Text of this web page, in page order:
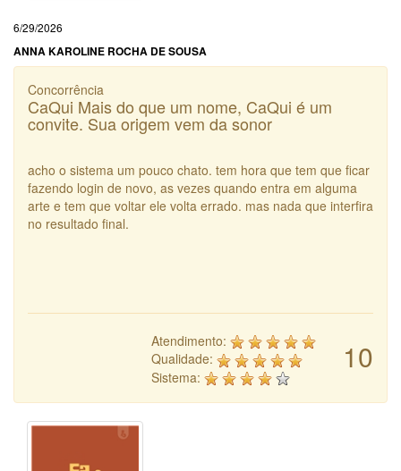
6/29/2026
ANNA KAROLINE ROCHA DE SOUSA
Concorrência
CaQui Mais do que um nome, CaQui é um
convite. Sua origem vem da sonor
acho o sistema um pouco chato. tem hora que tem que ficar
fazendo login de novo, as vezes quando entra em alguma
arte e tem que voltar ele volta errado. mas nada que interfira
no resultado final.
10
Atendimento:
Qualidade:
Sistema: